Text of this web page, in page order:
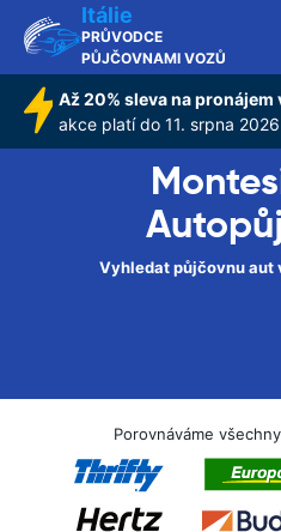
Itálie
PRŮVODCE
PŮJČOVNAMI VOZŮ
Až 20% sleva na pronájem
akce platí do 11. srpna
Vyhledat půjčovnu aut
Porovnáváme